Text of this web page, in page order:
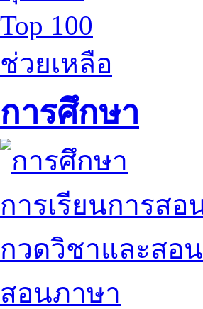
Top 100
ช่วยเหลือ
การศึกษา
การเรียนการสอ
กวดวิชาและสอ
สอนภาษา